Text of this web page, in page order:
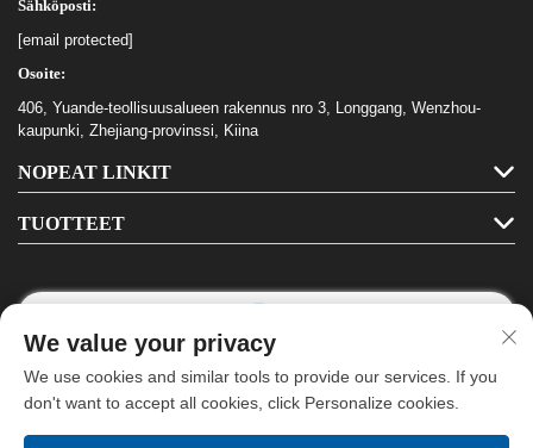
Sähköposti:
[email protected]
Osoite:
406, Yuande-teollisuusalueen rakennus nro 3, Longgang, Wenzhou-
kaupunki, Zhejiang-provinssi, Kiina
NOPEAT LINKIT
TUOTTEET
Seuraa meitä
We value your privacy
We use cookies and similar tools to provide our services. If you
don't want to accept all cookies, click Personalize cookies.